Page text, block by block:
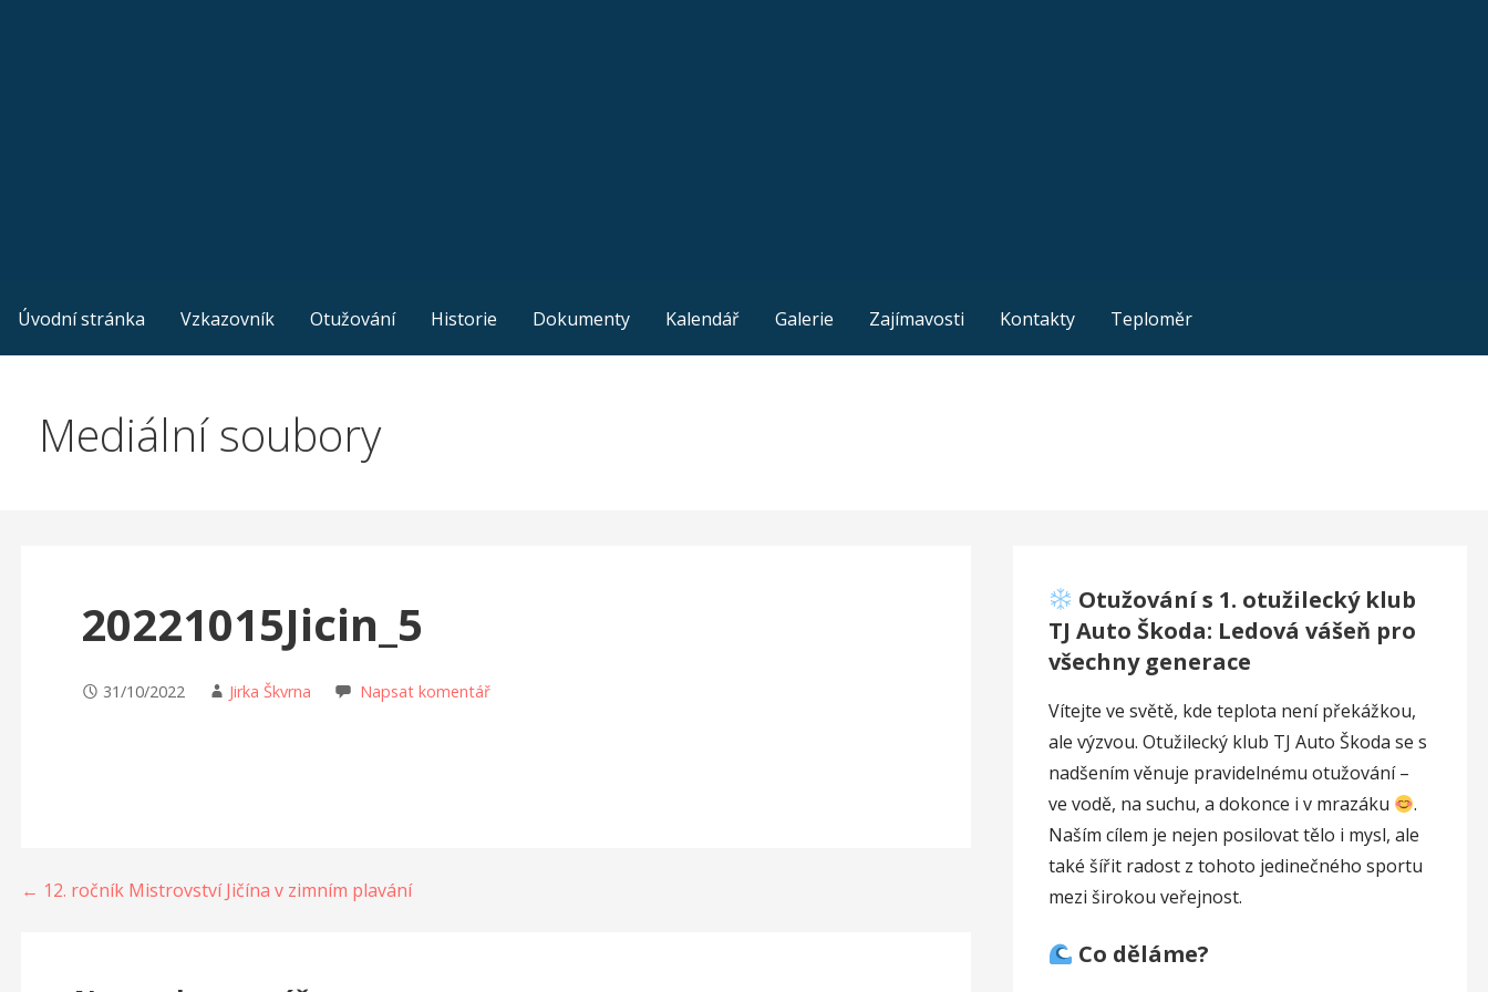
Úvodní stránka Vzkazovník Otužování Historie Dokumenty Kalendář Galerie Zajímavosti Kontakty Teploměr
Mediální soubory
20221015Jicin_5
31/10/2022 Jirka Škvrna Napsat komentář
Navigace
← 12. ročník Mistrovství Jičína v zimním plavání
Otužování s 1. otužilecký klub
TJ Auto Škoda: Ledová vášeň pro
všechny generace
Vítejte ve světě, kde teplota není překážkou,
ale výzvou. Otužilecký klub TJ Auto Škoda se s
nadšením věnuje pravidelnému otužování –
ve vodě, na suchu, a dokonce i v mrazáku
.
Naším cílem je nejen posilovat tělo i mysl, ale
také šířit radost z tohoto jedinečného sportu
mezi širokou veřejnost.
Co děláme?